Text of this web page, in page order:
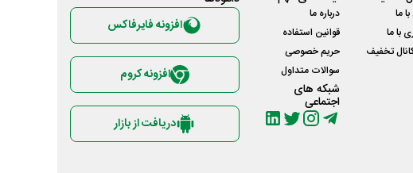
ما
با ما
تخفیف
درباره ما
قوانین استفاده
حریم خصوصی
سوالات متداول
شبکه های
اجتماعی
افزونه فایرفاکس
افزونه کروم
دریافت از بازار